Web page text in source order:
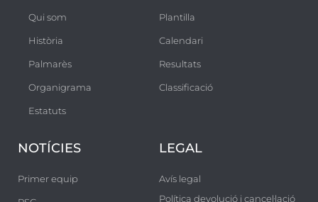
Qui som
Història
Palmarès
Organigrama
Estatuts
Plantilla
Calendari
Resultats
Classificació
NOTÍCIES
Primer equip
LEGAL
Avís legal
Política devolució i cancel·lació